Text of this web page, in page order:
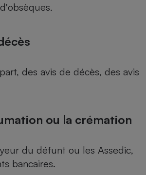
des avis de décès, des avis
ou la crémation
du défunt ou les Assedic,
bancaires.